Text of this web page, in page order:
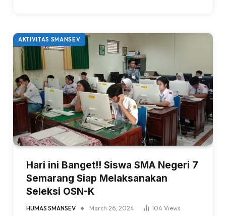
AKTIVITAS SMANSEV
Hari ini Banget!! Siswa SMA Negeri 7
Semarang Siap Melaksanakan
Seleksi OSN-K
HUMAS SMANSEV March 26, 2024 104 Views